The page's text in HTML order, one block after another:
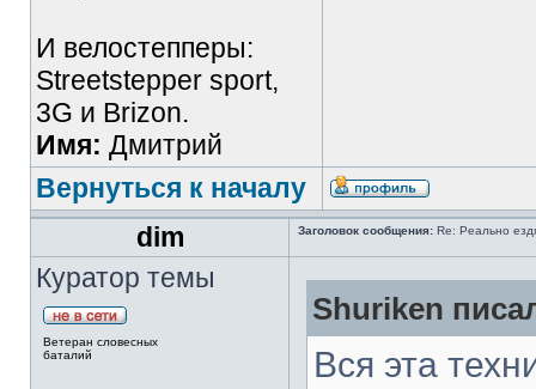
И велостепперы:
Streetstepper sport,
3G и Brizon.
Имя: Дмитрий
Вернуться к началу
dim
Заголовок сообщения: Re: Реально
Куратор темы
Ветеран словесных
баталий
Shuriken
Вся эта